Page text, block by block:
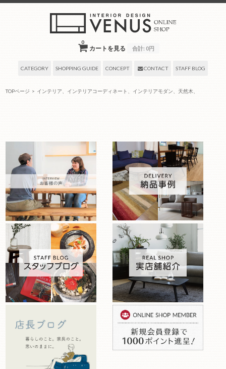
カートを見る
0
合計: 0円
CATEGORY SHOPPING GUIDE CONCEPT CONTACT STAFF BLOG
TOPページ > インテリア、インテリアコーディネート、インテリアモダン、天然木、